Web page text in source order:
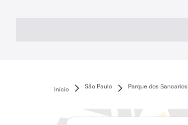
Início
São Paulo Parque dos Bancarios